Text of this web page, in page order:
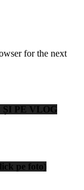
for the next
PE VLOG
pe foto)